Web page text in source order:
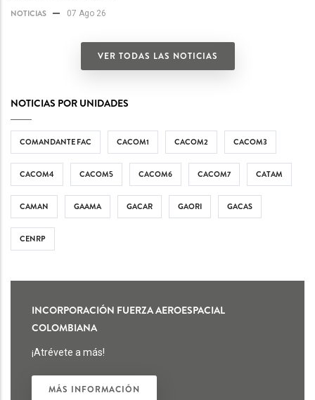
NOTICIAS 07 Ago 26
VER TODAS LAS NOTICIAS
NOTICIAS POR UNIDADES
COMANDANTE FAC CACOM1 CACOM2 CACOM3
CACOM4 CACOM5 CACOM6 CACOM7 CATAM
CAMAN GAAMA GACAR GAORI GACAS
CENRP
INCORPORACIÓN FUERZA AEROESPACIAL
COLOMBIANA
¡Atrévete a más!
MÁS INFORMACIÓN